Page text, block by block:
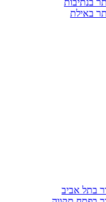
בנתיבות
באילת
בתל אביב